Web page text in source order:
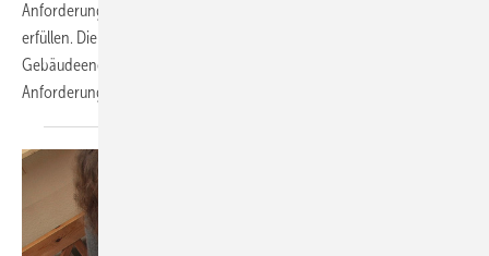
Anforderungen einer sich stetig digitalisierenden Arbeitswelt zu
erfüllen. Die Software ist u.a. speziell auf die Anforderungen des
Gebäudeenergiegesetzes (GEG) zugeschnitten und hilft dabei,
Anforderungen normsicher und gesetzeskonform zu